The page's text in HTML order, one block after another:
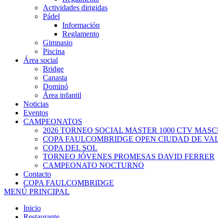
Actividades dirigidas
Pádel
Información
Reglamento
Gimnasio
Piscina
Área social
Bridge
Canasta
Dominó
Área infantil
Noticias
Eventos
CAMPEONATOS
2026 TORNEO SOCIAL MASTER 1000 CTV
COPA FAULCOMBRIDGE OPEN CIUDAD DE
COPA DEL SOL
TORNEO JÓVENES PROMESAS DAVID FERRER
CAMPEONATO NOCTURNO
Contacto
COPA FAULCOMBRIDGE
MENÚ PRINCIPAL
Inicio